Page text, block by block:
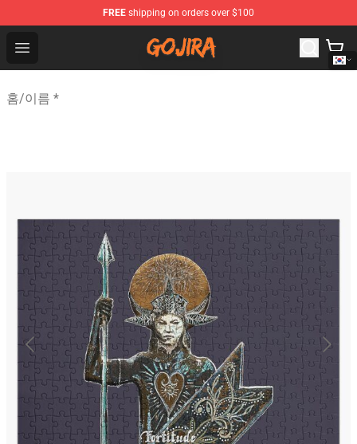
FREE shipping on orders over $100
Open menu
Gojira Shop - Official Gojira Merchandise Store
홈/이름 *